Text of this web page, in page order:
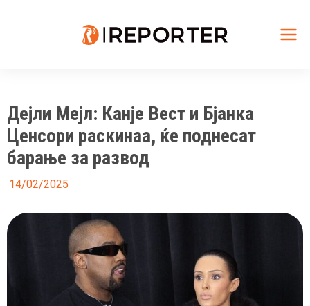
Дејли Мејл: Канје Вест и Бјанка
Ценсори раскинаа, ќе поднесат
барање за развод
14/02/2025